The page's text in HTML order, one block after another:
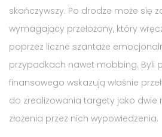
skończywszy. Po drodze może się
wymagający przełożony, który
poprzez liczne szantaże
przypadkach nawet mobbing. Byli
finansowego wskazują właśnie
do zrealizowania targety jako dwie
złożenia przez nich wypowiedzenia.